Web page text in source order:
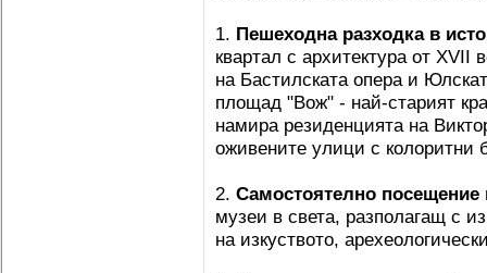
1. Пешеходна разходка в
квартал с архитектура от
на Бастилската опера и
площад "Вож" - най-старият
намира резиденцията на
оживените улици с колоритни
2. Самостоятелно посещение
музеи в света, разполагащ с
на изкуството,